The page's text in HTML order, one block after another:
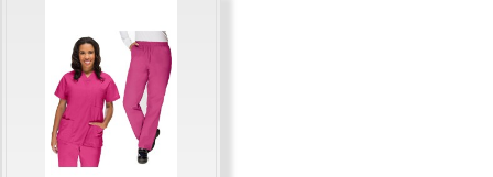
Đặt hàng